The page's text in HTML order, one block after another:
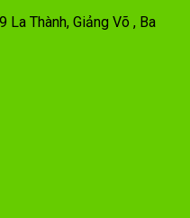
La Thành, Giảng Võ , Ba